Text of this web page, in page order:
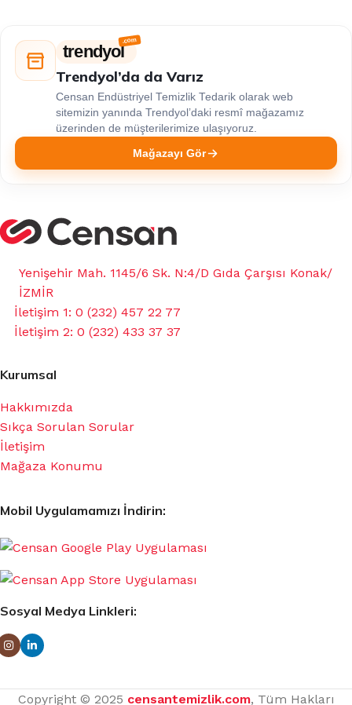
trendyol
Trendyol’da da Varız
Censan Endüstriyel Temizlik Tedarik olarak web
sitemizin yanında Trendyol’daki resmî mağazamız
üzerinden de müşterilerimize ulaşıyoruz.
Mağazayı Gör
Yenişehir Mah. 1145/6 Sk. N:4/D Gıda Çarşısı Konak/
İZMİR
İletişim 1: 0 (232) 457 22 77
İletişim 2: 0 (232) 433 37 37
Kurumsal
Hakkımızda
Sıkça Sorulan Sorular
İletişim
Mağaza Konumu
Mobil Uygulamamızı İndirin:
Sosyal Medya Linkleri:
Copyright © 2025 censantemizlik.com, Tüm Hakları